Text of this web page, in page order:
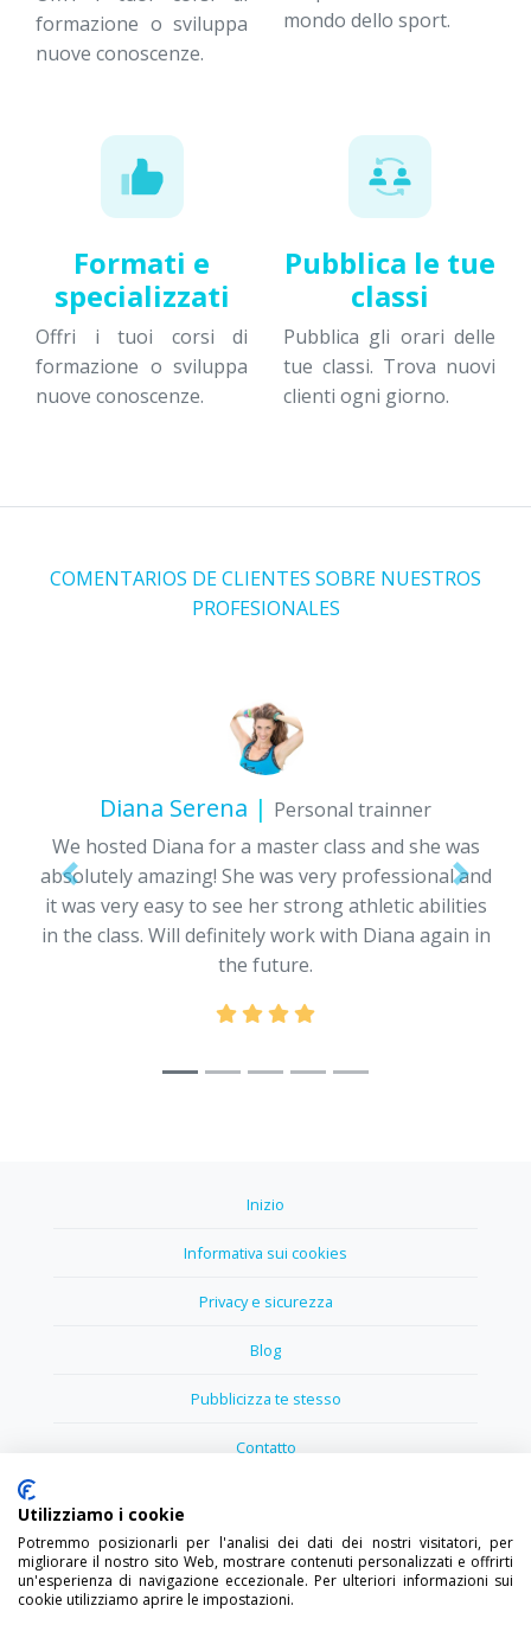
formazione o sviluppa
nuove conoscenze.
mondo dello sport.
Formati e
specializzati
Offri i tuoi corsi di
formazione o sviluppa
nuove conoscenze.
Pubblica le tue
classi
Pubblica gli orari delle
tue classi. Trova nuovi
clienti ogni giorno.
COMENTARIOS DE CLIENTES SOBRE NUESTROS
PROFESIONALES
Diana Serena | Personal trainner
We hosted Diana for a master class and she was
absolutely amazing! She was very professional and
it was very easy to see her strong athletic abilities
in the class. Will definitely work with Diana again in
the future.
Previous Next
Inizio
Informativa sui cookies
Privacy e sicurezza
Blog
Pubblicizza te stesso
Contatto
Utilizziamo i cookie
Potremmo posizionarli per l'analisi dei dati dei nostri visitatori, per
migliorare il nostro sito Web, mostrare contenuti personalizzati e offrirti
un'esperienza di navigazione eccezionale. Per ulteriori informazioni sui
cookie utilizziamo aprire le impostazioni.